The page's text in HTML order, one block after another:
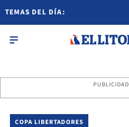
TEMAS DEL DÍA:
PUBLICIDAD
COPA LIBERTADORES